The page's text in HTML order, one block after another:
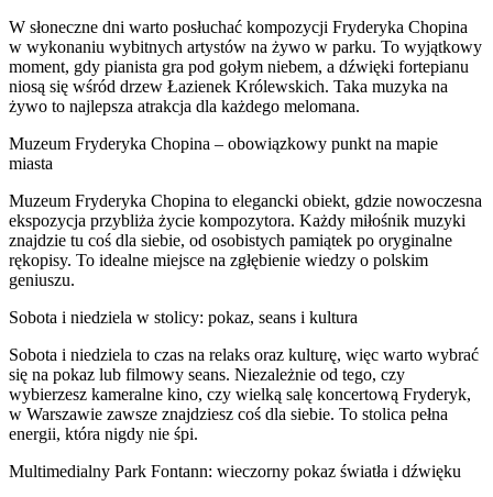
W słoneczne dni warto posłuchać kompozycji Fryderyka Chopina
w wykonaniu wybitnych artystów na żywo w parku. To wyjątkowy
moment, gdy pianista gra pod gołym niebem, a dźwięki fortepianu
niosą się wśród drzew Łazienek Królewskich. Taka muzyka na
żywo to najlepsza atrakcja dla każdego melomana.
Muzeum Fryderyka Chopina – obowiązkowy punkt na mapie
miasta
Muzeum Fryderyka Chopina to elegancki obiekt, gdzie nowoczesna
ekspozycja przybliża życie kompozytora. Każdy miłośnik muzyki
znajdzie tu coś dla siebie, od osobistych pamiątek po oryginalne
rękopisy. To idealne miejsce na zgłębienie wiedzy o polskim
geniuszu.
Sobota i niedziela w stolicy: pokaz, seans i kultura
Sobota i niedziela to czas na relaks oraz kulturę, więc warto wybrać
się na pokaz lub filmowy seans. Niezależnie od tego, czy
wybierzesz kameralne kino, czy wielką salę koncertową Fryderyk,
w Warszawie zawsze znajdziesz coś dla siebie. To stolica pełna
energii, która nigdy nie śpi.
Multimedialny Park Fontann: wieczorny pokaz światła i dźwięku